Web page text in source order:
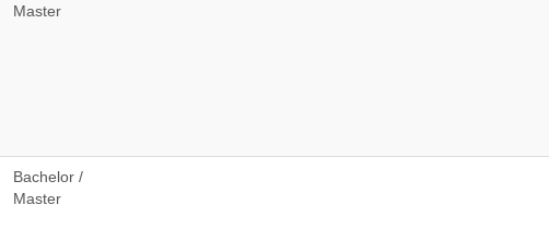
Master
Bachelor /
Master